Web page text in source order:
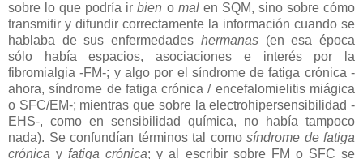
sobre lo que podría irbien o malen SQM, sino sobre cómo
transmitir y difundir correctamente la información cuando se
hablaba de sus enfermedades hermanas(en esa época
sólo había espacios, asociaciones e interés por la
fibromialgia -FM-; y algo por el síndrome de fatiga crónica -
ahora, síndrome de fatiga crónica / encefalomielitis miágica
o SFC/EM-; mientras que sobre la electrohipersensibilidad -
EHS-, como en sensibilidad química, no había tampoco
nada). Se confundían términos tal como síndrome de fatiga
crónica yfatiga crónica; y al escribir sobre FM o SFC se